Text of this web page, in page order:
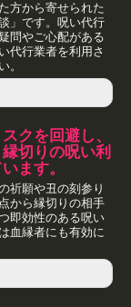
方から寄せられた
」です。呪い代行
問やご心配がある
代行業者を利用さ
。
クを回避し、
切りの呪い利
ます。
祈願や丑の刻参り
から縁切りの相手
即効性のある呪い
血縁者にも有効に